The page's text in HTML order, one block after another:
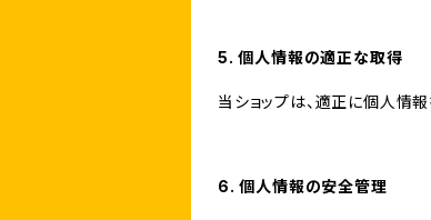
5. 個人情報の適正な取得
当ショップは、適正に個人情
6. 個人情報の安全管理